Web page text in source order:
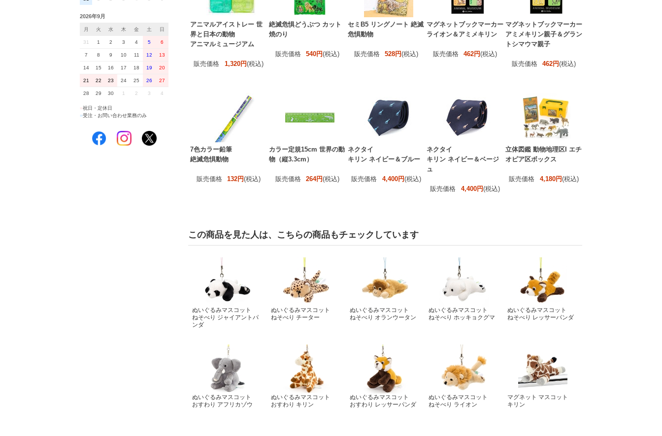
2026年9月
月 火 水 木 金 土 日
31 1 2 3 4 5 6
7 8 9 10 11 12 13
14 15 16 17 18 19 20
21 22 23 24 25 26 27
28 29 30 1 2 3 4
祝日・定休日
■受注・お問い合わせ業務のみ
アニマルアイストレー 世
界と日本の動物
アニマルミュージアム
販売価格 1,320円(税込)
絶滅危惧どうぶつ カット
焼のり
販売価格 540円(税込)
セミB5 リングノート 絶滅
危惧動物
販売価格 528円(税込)
マグネットブックマーカー
ライオン＆アミメキリン
販売価格 462円(税込)
マグネットブックマーカー
アミメキリン親子＆グラン
トシマウマ親子
販売価格 462円(税込)
7色カラー鉛筆
絶滅危惧動物
販売価格 132円(税込)
カラー定規15cm 世界の動
物（縦3.3cm）
販売価格 264円(税込)
ネクタイ
キリン ネイビー＆ブルー
販売価格 4,400円(税込)
ネクタイ
キリン ネイビー＆ベージ
ュ
販売価格 4,400円(税込)
立体図鑑 動物地理区I エチ
オピア区ボックス
販売価格 4,180円(税込)
この商品を見た人は、こちらの商品もチェックしています
ぬいぐるみマスコット
ねそべり ジャイアントパ
ンダ
ぬいぐるみマスコット
ねそべり チーター
ぬいぐるみマスコット
ねそべり オランウータン
ぬいぐるみマスコット
ねそべり ホッキョクグマ
ぬいぐるみマスコット
ねそべり レッサーパンダ
ぬいぐるみマスコット
おすわり アフリカゾウ
ぬいぐるみマスコット
おすわり キリン
ぬいぐるみマスコット
おすわり レッサーパンダ
ぬいぐるみマスコット
ねそべり ライオン
マグネット マスコット
キリン